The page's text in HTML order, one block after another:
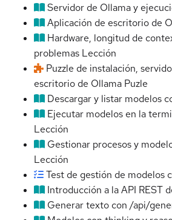
Servidor de Ollama y
Aplicación de escritorio de
Hardware, longitud de
problemas Lección
Puzzle de instalación,
escritorio de Ollama Puzle
Descargar y listar modelos
Ejecutar modelos en la
Lección
Gestionar procesos y
Lección
Test de gestión de modelos
Introducción a la API REST
Generar texto con /api/